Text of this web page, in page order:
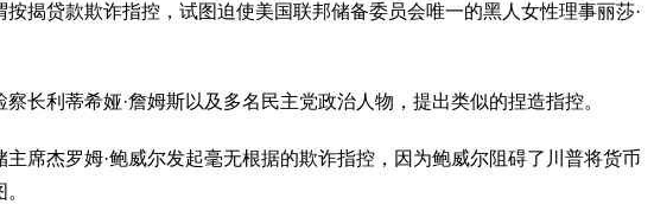
按揭贷款欺诈指控，试图迫使美国联邦储备委员会唯一的黑人女性理事丽莎·
长利蒂希娅·詹姆斯以及多名民主党政治人物，提出类似的捏造指控。
主席杰罗姆·鲍威尔发起毫无根据的欺诈指控，因为鲍威尔阻碍了川普将货币